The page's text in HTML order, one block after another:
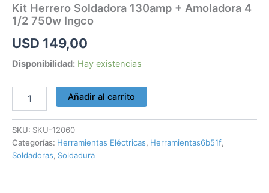
Kit Herrero Soldadora 130amp + Amoladora 4
1/2 750w Ingco
USD 149,00
Disponibilidad: Hay existencias
Añadir al carrito
SKU: SKU-12060
Categorías: Herramientas Eléctricas, Herramientas6b51f,
Soldadoras, Soldadura